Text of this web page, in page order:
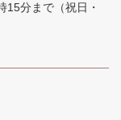
15分まで （祝日・